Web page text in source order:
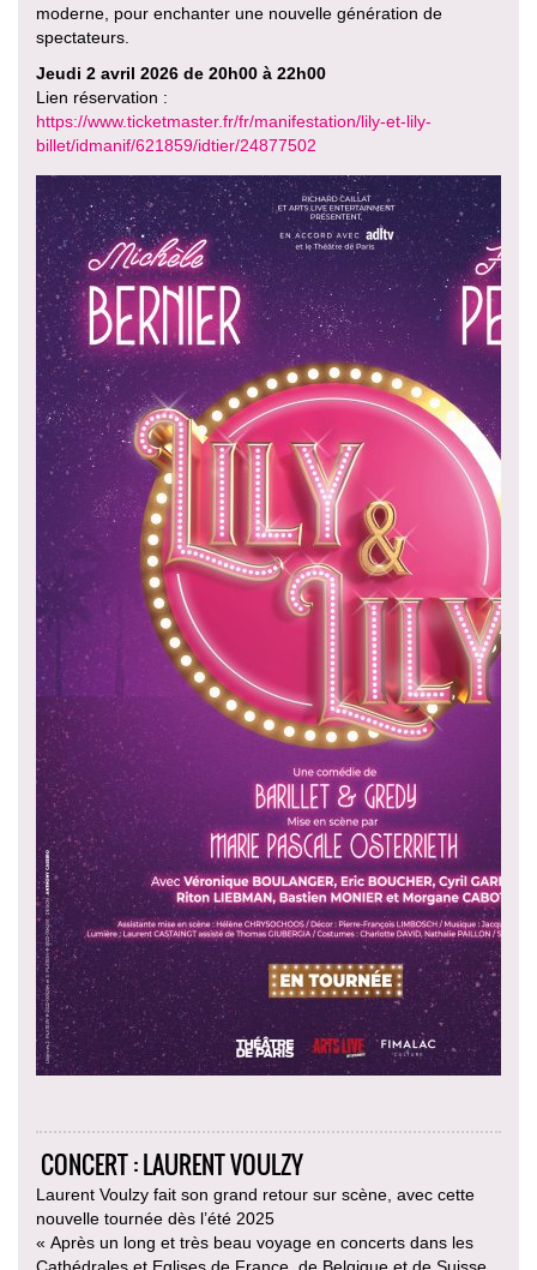
moderne, pour enchanter une nouvelle génération de
spectateurs.
Jeudi 2 avril 2026 de 20h00 à 22h00
Lien réservation :
https://www.ticketmaster.fr/fr/manifestation/lily-et-lily-
billet/idmanif/621859/idtier/24877502
CONCERT : LAURENT VOULZY
Laurent Voulzy fait son grand retour sur scène, avec cette
nouvelle tournée dès l’été 2025
« Après un long et très beau voyage en concerts dans les